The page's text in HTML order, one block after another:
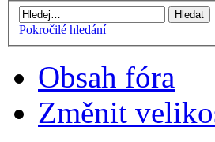
Pokročilé hledání
Obsah fóra
Změnit